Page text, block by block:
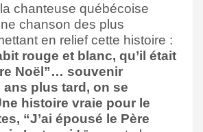
la chanteuse québécoise
chanson des plus
en relief cette histoire :
rouge et blanc, qu’il était
Noël”… souvenir
ans plus tard, on se
histoire vraie pour le
“J’ai épousé le Père